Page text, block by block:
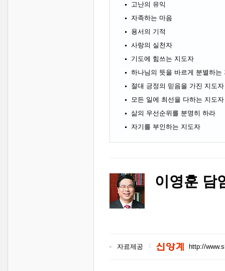
고난의 유익
자족하는 마음
용서의 기적
사랑의 실천자
기도에 힘쓰는 지도자
하나님의 뜻을 바르게 분별하는
절대 긍정의 믿음을 가진 지도자
모든 일에 최선을 다하는 지도자
삶의 우선순위를 분명히 하라
자기를 부인하는 지도자
이영훈 담
자료제공 http://